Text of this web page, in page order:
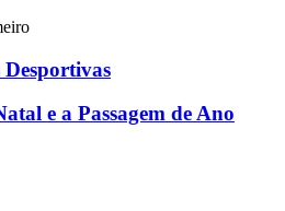
e a Passagem de Ano